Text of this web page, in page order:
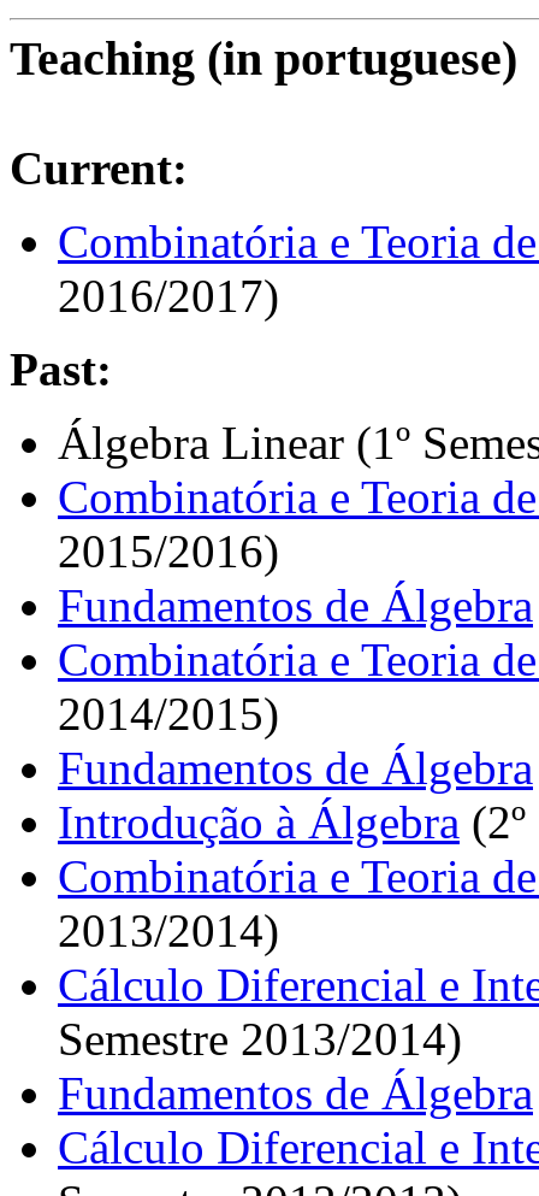
Teaching (in portuguese)
Current:
Combinatória e Teoria
2016/2017)
Past:
Álgebra Linear (1º
Combinatória e Teoria
2015/2016)
Fundamentos de Álgebra
Combinatória e Teoria
2014/2015)
Fundamentos de Álgebra
Introdução à Álgebra
Combinatória e Teoria
2013/2014)
Cálculo Diferencial e
Semestre 2013/2014)
Fundamentos de Álgebra
Cálculo Diferencial e